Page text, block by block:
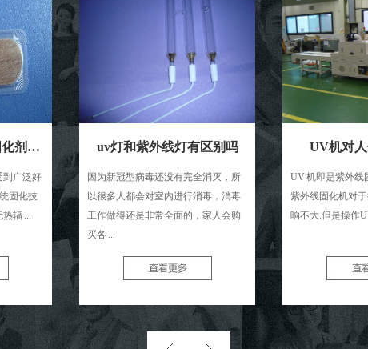
uv灯和紫外线灯有区别吗
因为新冠型病毒还没有完全消灭，所
以很多人都会对室内进行消毒，消毒
工作做得还是非常全面的，家人会购
UV机对人体是否
UV 机即是紫外线固化机,设
紫外线固化机对于操作人员
响不大.但是操作UV机的人